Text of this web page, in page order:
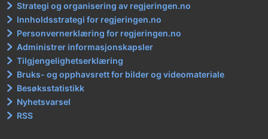
Strategi og organisering av regjeringen.no
Innholdsstrategi for regjeringen.no
Personvernerklæring for regjeringen.no
Administrer informasjonskapsler
Tilgjengelighetserklæring
Bruks- og opphavsrett for bilder og videomateriale
Besøksstatistikk
Nyhetsvarsel
RSS